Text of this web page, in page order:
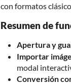
con formatos
Resumen de
Apertura y
Importar
modal
Conversión